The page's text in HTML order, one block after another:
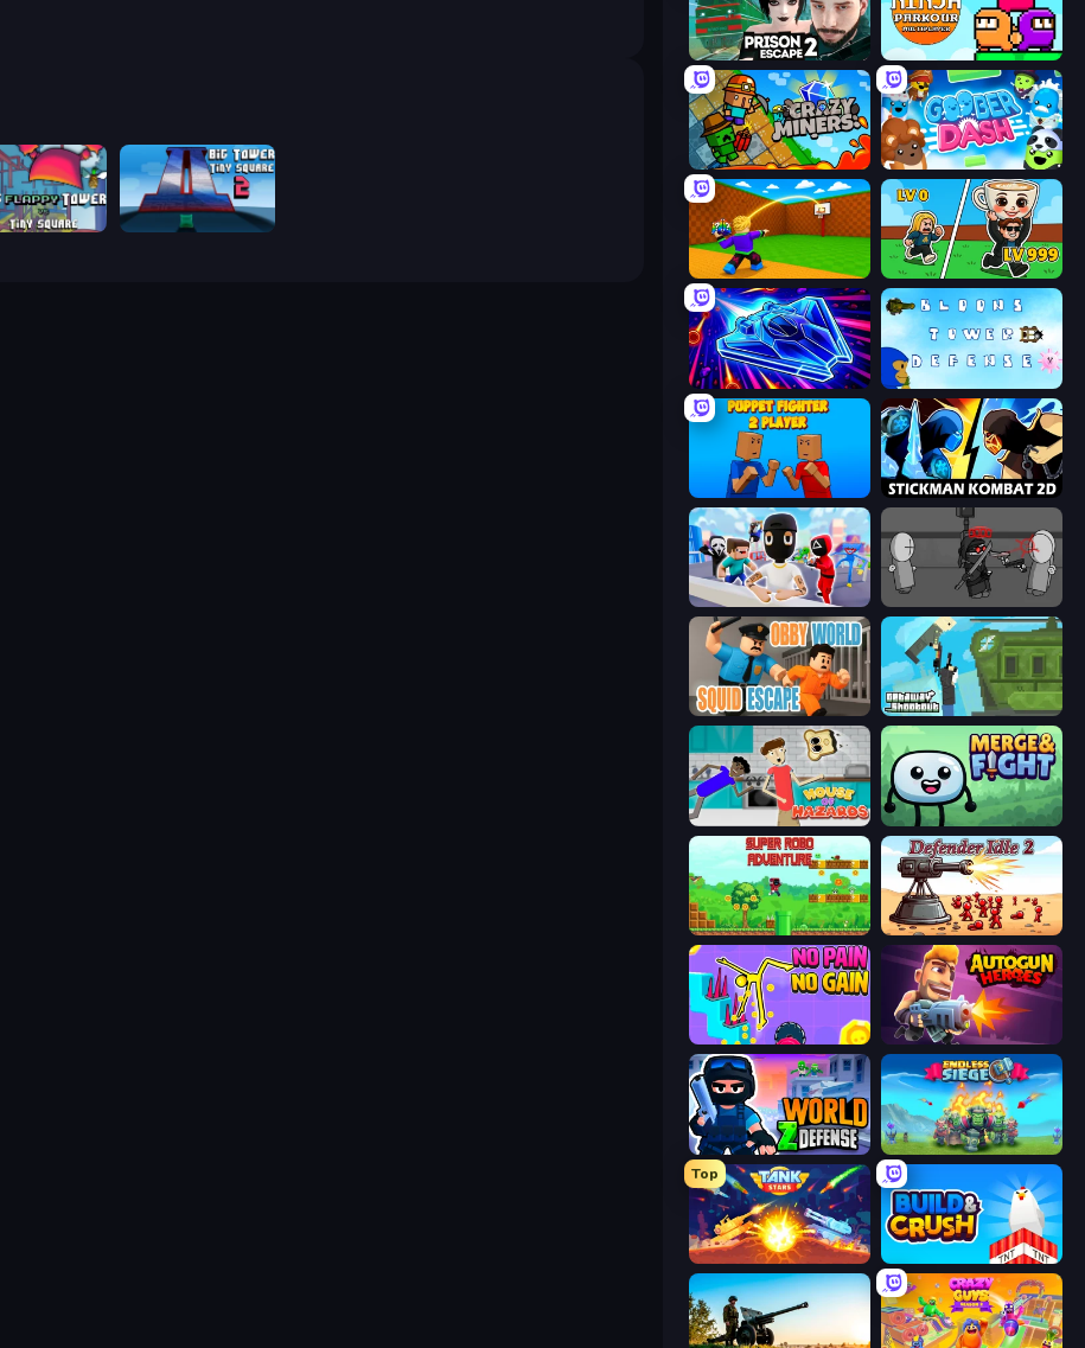
Big FLAPPY Tower Tiny Square Big Tower Tiny Square 2
Prison Escape 2 Ninja Parkour Multiplayer
Crazy Miners Goober Dash
Throw a Lucky Block Brainrot Arena Online
Stellar Swarm
Puppet Fighter 2 Player Stickman Kombat 2D
Madness Project Nexus
Getaway Shootout
House of Hazards Merge & Fight
Super Robo - Adventure Defender Idle 2
No Pain No Gain - Ragdoll Sandbox Autogun Heroes
World Z Defense - Zombie Defense Endless Siege
Top
Tank Stars Build and Crush